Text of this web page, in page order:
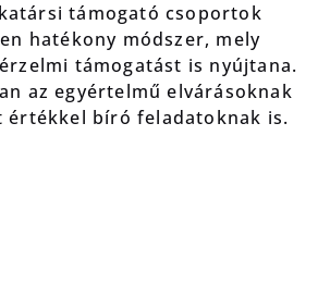
támogató csoportok
hatékony módszer, mely
támogatást is nyújtana.
az egyértelmű elvárásoknak
értékkel bíró feladatoknak is.